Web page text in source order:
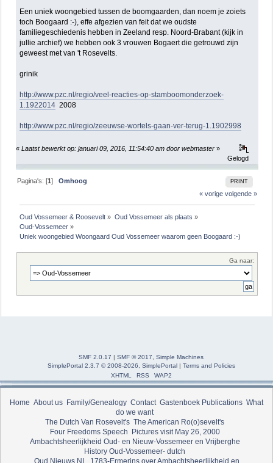
Een uniek woongebied tussen de boomgaarden, dan noem je zoiets
toch Boogaard :-), effe afgezien van feit dat we oudste
familiegeschiedenis hebben in Zeeland resp. Noord-Brabant (kijk in
jullie archief) we hebben ook 3 vrouwen Bogaert die getrouwd zijn
geweest met van 't Rosevelts.
grinik
http://www.pzc.nl/regio/veel-reacties-op-stamboomonderzoek-
1.1922014 2008
http://www.pzc.nl/regio/zeeuwse-wortels-gaan-ver-terug-1.1902998
« Laatst bewerkt op: januari 09, 2016, 11:54:40 am door webmaster »
Gelogd
PRINT
Pagina's: [1]Omhoog
« vorige volgende »
Oud Vossemeer & Roosevelt » Oud Vossemeer als plaats »
Oud-Vossemeer »
Uniek woongebied Woongaard Oud Vossemeer waarom geen Boogaard :-)
Ga naar:
SMF 2.0.17 | SMF © 2017
Simple Machines
SimplePortal 2.3.7 © 2008-2026, SimplePortal| Terms and Policies
XHTML
RSS WAP2
Home About us Family/Genealogy Contact Gastenboek Publications What
do we want
The Dutch Van Rosevelt's The American Ro(o)sevelt's
Four Freedoms Speech Pictures visit May 26, 2000
Ambachtsheerlijkheid Oud- en Nieuw-Vossemeer en Vrijberghe
History Oud-Vossemeer- dutch
Oud Nieuws NL
1783-Ermerins over Ambachtsheerlijkheid en